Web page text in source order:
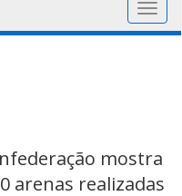
mostra
arenas realizadas